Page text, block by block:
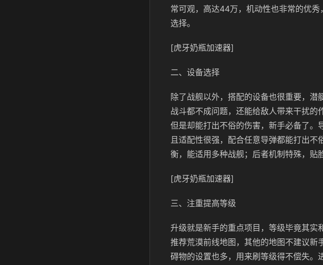
常可观，高达44万，机动性也非常的优
选择。
[虎牙奶瓶加速器]
二、设备选择
除了战舰以外，搭配的设备也很重要，
战斗都不成问题，还能给敌人带来干扰的
但是却能打出不俗的伤害，新手必备了
且适配性很强，配合任意导弹都能打出
衡，能适用多种战舰；后者机制特殊，贴
[虎牙奶瓶加速器]
三、注重提高等级
升级就是新手的重点项目，等级毕竟其实
推荐荒漠前线地图，其他的地图不建议
碍物的设置也多，用来刷等级得不偿失